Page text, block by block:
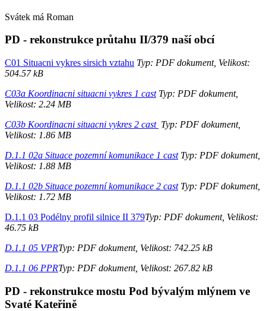
Svátek má Roman
PD - rekonstrukce průtahu II/379 naší obcí
C01 Situacni vykres sirsich vztahu Typ: PDF dokument, Velikost:
504.57 kB
C03a Koordinacni situacni vykres 1 castTyp: PDF dokument,
Velikost: 2.24 MB
C03b Koordinacni situacni vykres 2 cast Typ: PDF dokument,
Velikost: 1.86 MB
D.1.1 02a Situace pozemní komunikace 1 castTyp: PDF dokument,
Velikost: 1.88 MB
D.1.1 02b Situace pozemní komunikace 2 castTyp: PDF dokument,
Velikost: 1.72 MB
D.1.1 03 Podélny profil silnice II 379Typ: PDF dokument, Velikost:
46.75 kB
D.1.1 05 VPRTyp: PDF dokument, Velikost: 742.25 kB
D.1.1 06 PPRTyp: PDF dokument, Velikost: 267.82 kB
PD - rekonstrukce mostu Pod bývalým mlýnem ve
Svaté Kateřině